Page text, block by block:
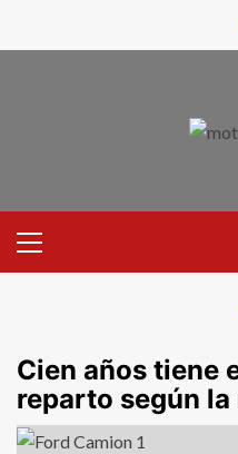
Cien años tiene
reparto según la